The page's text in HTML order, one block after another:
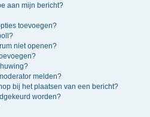
aan mijn bericht?
toevoegen?
niet openen?
melden?
bij het plaatsen van een bericht?
worden?